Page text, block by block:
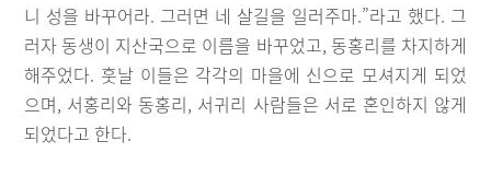
니 성을 바꾸어라. 그러면 네 살길을 일러주마.”라고 했다. 그
러자 동생이 지산국으로 이름을 바꾸었고, 동홍리를 차지하게
해주었다. 훗날 이들은 각각의 마을에 신으로 모셔지게 되었
으며, 서홍리와 동홍리, 서귀리 사람들은 서로 혼인하지 않게
되었다고 한다.